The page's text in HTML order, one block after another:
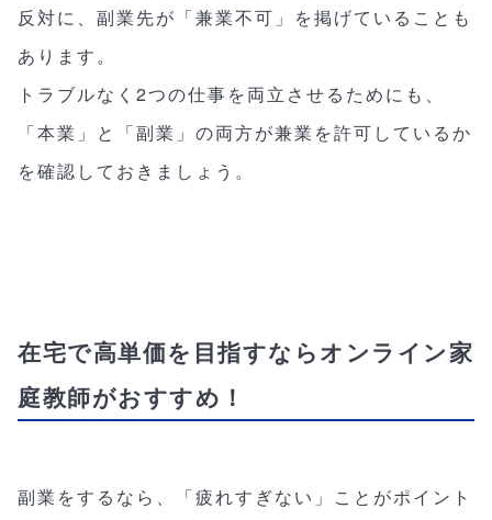
反対に、副業先が「兼業不可」を掲げていることも
あります。
トラブルなく2つの仕事を両立させるためにも、
「本業」と「副業」の両方が兼業を許可しているか
を確認しておきましょう。
在宅で高単価を目指すならオンライン家
庭教師がおすすめ！
副業をするなら、「疲れすぎない」ことがポイント